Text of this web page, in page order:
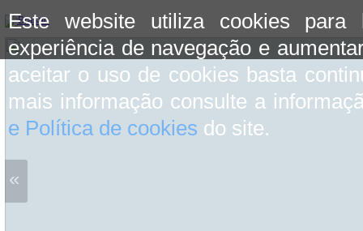
Este website utiliza cookies para
experiência de navegação e
aceitar o uso de cookies basta
mais informação consulte a
e Política de cookies do site.
«